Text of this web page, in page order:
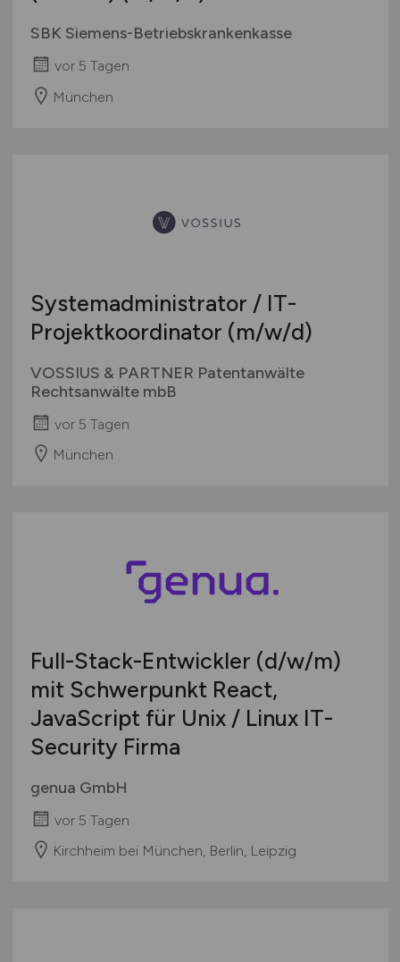
SBK Siemens-Betriebskrankenkasse
vor 5 Tagen
München
Systemadministrator / IT-
Projektkoordinator (m/w/d)
VOSSIUS & PARTNER Patentanwälte
Rechtsanwälte mbB
vor 5 Tagen
München
Full-Stack-Entwickler (d/w/m)
mit Schwerpunkt React,
JavaScript für Unix / Linux IT-
Security Firma
genua GmbH
vor 5 Tagen
Kirchheim bei München, Berlin, Leipzig